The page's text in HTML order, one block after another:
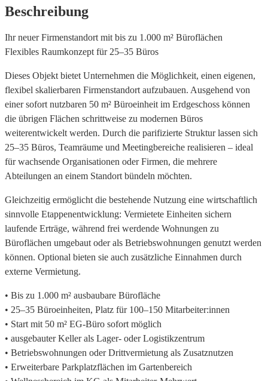
Beschreibung
Ihr neuer Firmenstandort mit bis zu 1.000 m² Büroflächen
Flexibles Raumkonzept für 25–35 Büros
Dieses Objekt bietet Unternehmen die Möglichkeit, einen eigenen,
flexibel skalierbaren Firmenstandort aufzubauen. Ausgehend von
einer sofort nutzbaren 50 m² Büroeinheit im Erdgeschoss können
die übrigen Flächen schrittweise zu modernen Büros
weiterentwickelt werden. Durch die parifizierte Struktur lassen sich
25–35 Büros, Teamräume und Meetingbereiche realisieren – ideal
für wachsende Organisationen oder Firmen, die mehrere
Abteilungen an einem Standort bündeln möchten.
Gleichzeitig ermöglicht die bestehende Nutzung eine wirtschaftlich
sinnvolle Etappenentwicklung: Vermietete Einheiten sichern
laufende Erträge, während frei werdende Wohnungen zu
Büroflächen umgebaut oder als Betriebswohnungen genutzt werden
können. Optional bieten sie auch zusätzliche Einnahmen durch
externe Vermietung.
• Bis zu 1.000 m² ausbaubare Bürofläche
• 25–35 Büroeinheiten, Platz für 100–150 Mitarbeiter:innen
• Start mit 50 m² EG-Büro sofort möglich
• ausgebauter Keller als Lager- oder Logistikzentrum
• Betriebswohnungen oder Drittvermietung als Zusatznutzen
• Erweiterbare Parkplatzflächen im Gartenbereich